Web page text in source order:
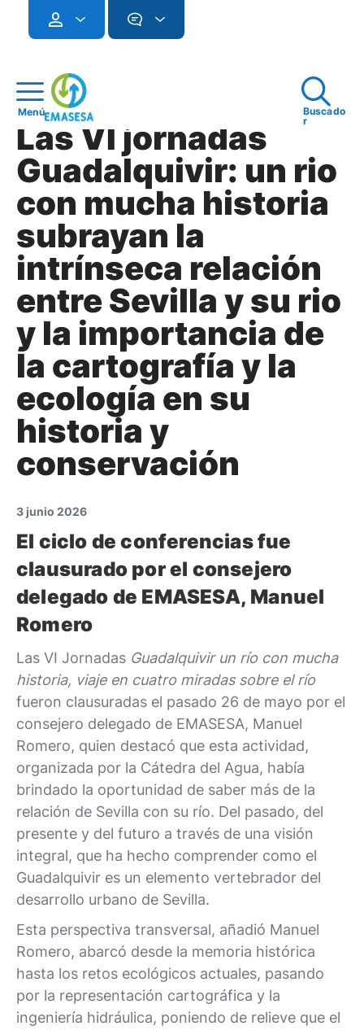
Menú
Buscado
r
Las VI jornadas
Guadalquivir: un rio
con mucha historia
subrayan la
intrínseca relación
entre Sevilla y su rio
y la importancia de
la cartografía y la
ecología en su
historia y
conservación
3 junio 2026
El ciclo de conferencias fue
clausurado por el consejero
delegado de EMASESA, Manuel
Romero
Las VI Jornadas Guadalquivir un río con mucha
historia, viaje en cuatro miradas sobre el río
fueron clausuradas el pasado 26 de mayo por el
consejero delegado de EMASESA, Manuel
Romero, quien destacó que esta actividad,
organizada por la Cátedra del Agua, había
brindado la oportunidad de saber más de la
relación de Sevilla con su río. Del pasado, del
presente y del futuro a través de una visión
integral, que ha hecho comprender como el
Guadalquivir es un elemento vertebrador del
desarrollo urbano de Sevilla.
Esta perspectiva transversal, añadió Manuel
Romero, abarcó desde la memoria histórica
hasta los retos ecológicos actuales, pasando
por la representación cartográfica y la
ingeniería hidráulica, poniendo de relieve que el